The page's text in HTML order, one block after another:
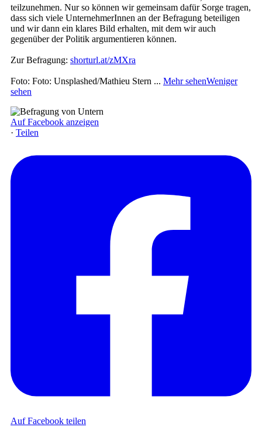
teilzunehmen. Nur so können wir gemeinsam dafür Sorge tragen,
dass sich viele UnternehmerInnen an der Befragung beteiligen
und wir dann ein klares Bild erhalten, mit dem wir auch
gegenüber der Politik argumentieren können.
Zur Befragung: shorturl.at/zMXra
Foto: Foto: Unsplashed/Mathieu Stern ... Mehr sehenWeniger
sehen
Auf Facebook anzeigen
· Teilen
Auf Facebook teilen